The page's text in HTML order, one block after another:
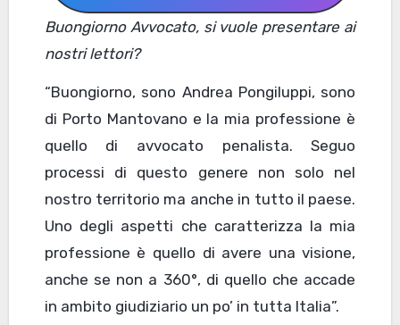
Buongiorno Avvocato, si vuole presentare ai
nostri lettori?
“Buongiorno, sono Andrea Pongiluppi, sono
di Porto Mantovano e la mia professione è
quello di avvocato penalista. Seguo
processi di questo genere non solo nel
nostro territorio ma anche in tutto il paese.
Uno degli aspetti che caratterizza la mia
professione è quello di avere una visione,
anche se non a 360°, di quello che accade
in ambito giudiziario un po’ in tutta Italia”.